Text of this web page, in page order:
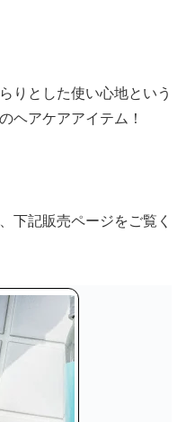
りとした使い心地という
ヘアケアアイテム！
下記販売ページをご覧く